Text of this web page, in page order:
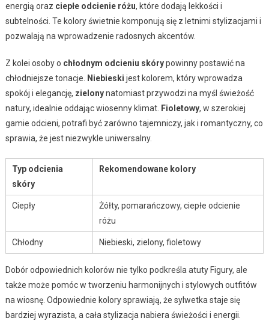
energią oraz ciepłe odcienie różu, które dodają lekkości i
subtelności. Te kolory świetnie komponują się z letnimi stylizacjami i
pozwalają na wprowadzenie radosnych akcentów.
Z kolei osoby o chłodnym odcieniu skórypowinny postawić na
chłodniejsze tonacje. Niebieski jest kolorem, który wprowadza
spokój i elegancję, zielonynatomiast przywodzi na myśl świeżość
natury, idealnie oddając wiosenny klimat. Fioletowy, w szerokiej
gamie odcieni, potrafi być zarówno tajemniczy, jak i romantyczny, co
sprawia, że jest niezwykle uniwersalny.
Typ odcienia
skóry
Rekomendowane kolory
Ciepły
Żółty, pomarańczowy, ciepłe odcienie
różu
Chłodny Niebieski, zielony, fioletowy
Dobór odpowiednich kolorów nie tylko podkreśla atuty Figury, ale
także może pomóc w tworzeniu harmonijnych i stylowych outfitów
na wiosnę. Odpowiednie kolory sprawiają, że sylwetka staje się
bardziej wyrazista, a cała stylizacja nabiera świeżości i energii.